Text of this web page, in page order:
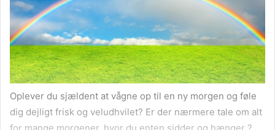
Oplever du sjældent at vågne op til en ny morgen og føle
dig dejligt frisk og veludhvilet? Er der nærmere tale om alt
for mange morgener, hvor du enten sidder og hænger ?